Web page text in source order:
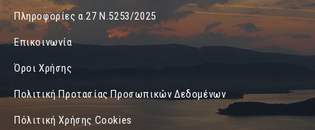
Πληροφορίες α.27 Ν.5253/2025
Επικοινωνία
Όροι Χρήσης
Πολιτική Προτασίας Προσωπικών Δεδομένων
Πόλιτική Χρήσης Cookies